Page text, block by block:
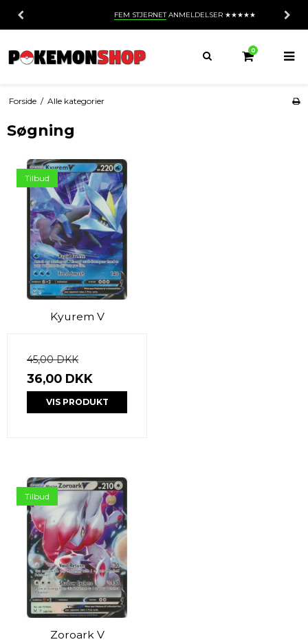
FEM STJERNETANMELDELSER ★★★★★
0
Forside / Alle kategorier
Søgning
Tilbud
Kyurem V
45,00 DKK
36,00 DKK
VIS PRODUKT
Tilbud
Zoroark V